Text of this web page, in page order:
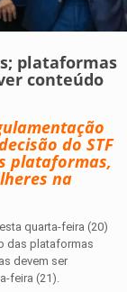
plataformas
conteúdo
do STF
plataformas,
na
quarta-feira (20)
das plataformas
devem ser
feira (21).